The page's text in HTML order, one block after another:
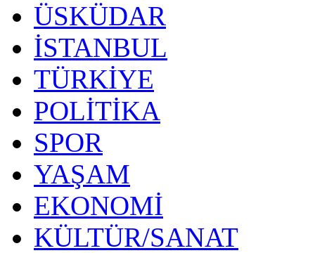
ÜSKÜDAR
İSTANBUL
TÜRKİYE
POLİTİKA
SPOR
YAŞAM
EKONOMİ
KÜLTÜR/SANAT